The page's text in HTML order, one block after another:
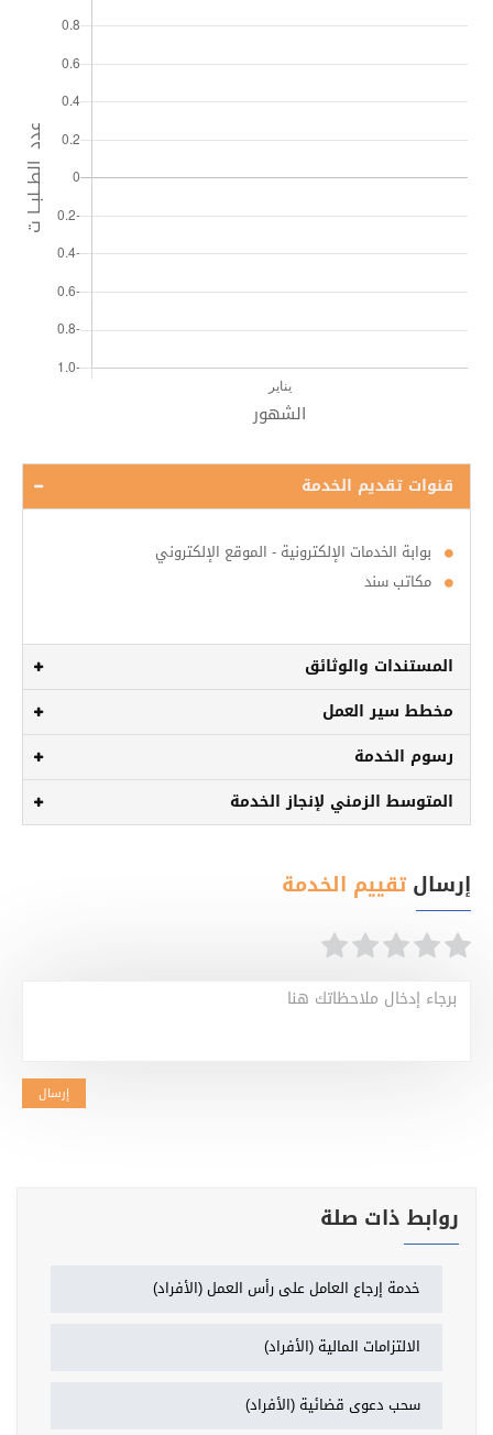
قنوات تقديم الخدمة
بوابة الخدمات الإلكترونية - الموقع الإلكتروني
مكاتب سند
المستندات والوثائق
مخطط سير العمل
رسوم الخدمة
المتوسط الزمني لإنجاز الخدمة
إرسال تقييم الخدمة
برجاء إدخال ملاحظاتك هنا
إرسال
روابط ذات صلة
خدمة إرجاع العامل على رأس العمل (الأفراد)
الالتزامات المالية (الأفراد)
سحب دعوى قضائية (الأفراد)